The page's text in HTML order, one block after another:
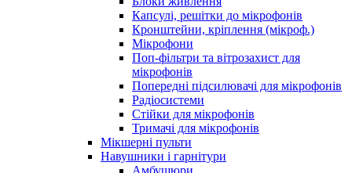
Капсулі, решітки до мікрофонів
Кронштейни, кріплення (мікроф.)
Мікрофони
Поп-фільтри та вітрозахист для
мікрофонів
Попередні підсилювачі для мікрофонів
Радіосистеми
Стійки для мікрофонів
Тримачі для мікрофонів
Мікшерні пульти
Навушники і гарнітури
Амбушюри